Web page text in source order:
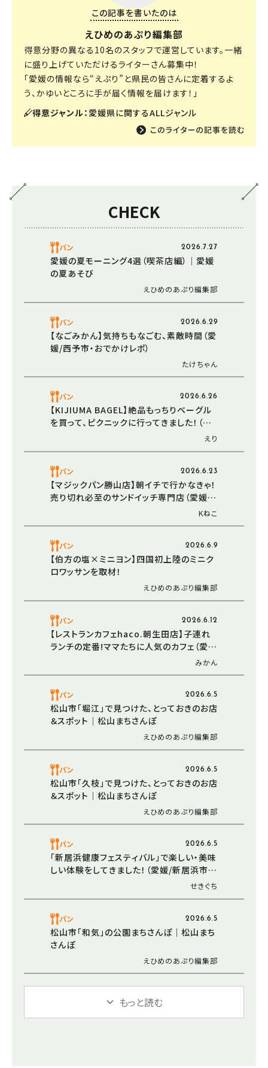
この記事を書いたのは
えひめのあぷり編集部
得意分野の異なる10名のスタッフで運営しています。一緒
に盛り上げていただけるライターさん募集中！
「愛媛の情報なら“えぷり”と県民の皆さんに定着するよ
う、かゆいところに手が届く情報を届けます！」
得意ジャンル： 愛媛県に関するALLジャンル
CHECK
パン 2026.7.27
愛媛の夏モーニング4選（喫茶店編）｜愛媛
の夏あそび
えひめのあぷり編集部
パン 2026.6.29
【なごみかん】気持ちもなごむ、素敵時間（愛
媛/西予市・おでかけレポ）
たけちゃん
パン 2026.6.26
【KIJIUMA BAGEL】絶品もっちりベーグル
を買って、ピクニックに行ってきました！（愛
えり
パン 2026.6.23
【マジックパン勝山店】朝イチで行かなきゃ！
売り切れ必至のサンドイッチ専門店（愛媛/
Kねこ
パン 2026.6.9
【伯方の塩×ミニヨン】四国初上陸のミニク
ロワッサンを取材！
えひめのあぷり編集部
パン 2026.6.12
【レストランカフェhaco.朝生田店】子連れ
ランチの定番!ママたちに人気のカフェ（愛
みかん
パン 2026.6.5
松山市「堀江」で見つけた、とっておきのお店
＆スポット｜松山まちさんぽ
えひめのあぷり編集部
パン 2026.6.5
松山市「久枝」で見つけた、とっておきのお店
＆スポット｜松山まちさんぽ
えひめのあぷり編集部
パン 2026.6.5
「新居浜健康フェスティバル」で楽しい・美味
しい体験をしてきました！（愛媛/新居浜市・
せきぐち
パン 2026.6.5
松山市「和気」の公園まちさんぽ｜松山まち
さんぽ
えひめのあぷり編集部
もっと読む